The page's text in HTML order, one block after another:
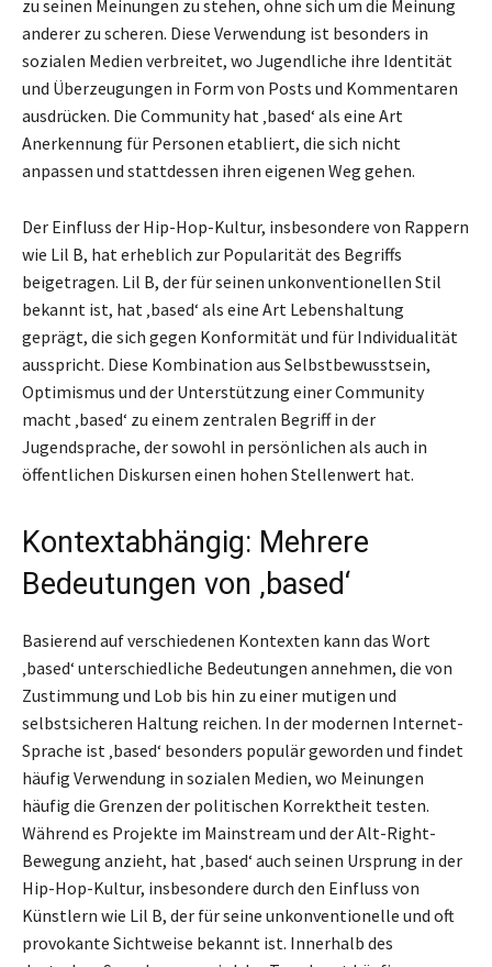
zu seinen Meinungen zu stehen, ohne sich um die Meinung
anderer zu scheren. Diese Verwendung ist besonders in
sozialen Medien verbreitet, wo Jugendliche ihre Identität
und Überzeugungen in Form von Posts und Kommentaren
ausdrücken. Die Community hat ‚based‘ als eine Art
Anerkennung für Personen etabliert, die sich nicht
anpassen und stattdessen ihren eigenen Weg gehen.
Der Einfluss der Hip-Hop-Kultur, insbesondere von Rappern
wie Lil B, hat erheblich zur Popularität des Begriffs
beigetragen. Lil B, der für seinen unkonventionellen Stil
bekannt ist, hat ‚based‘ als eine Art Lebenshaltung
geprägt, die sich gegen Konformität und für Individualität
ausspricht. Diese Kombination aus Selbstbewusstsein,
Optimismus und der Unterstützung einer Community
macht ‚based‘ zu einem zentralen Begriff in der
Jugendsprache, der sowohl in persönlichen als auch in
öffentlichen Diskursen einen hohen Stellenwert hat.
Kontextabhängig: Mehrere
Bedeutungen von ‚based‘
Basierend auf verschiedenen Kontexten kann das Wort
‚based‘ unterschiedliche Bedeutungen annehmen, die von
Zustimmung und Lob bis hin zu einer mutigen und
selbstsicheren Haltung reichen. In der modernen Internet-
Sprache ist ‚based‘ besonders populär geworden und findet
häufig Verwendung in sozialen Medien, wo Meinungen
häufig die Grenzen der politischen Korrektheit testen.
Während es Projekte im Mainstream und der Alt-Right-
Bewegung anzieht, hat ‚based‘ auch seinen Ursprung in der
Hip-Hop-Kultur, insbesondere durch den Einfluss von
Künstlern wie Lil B, der für seine unkonventionelle und oft
provokante Sichtweise bekannt ist. Innerhalb des